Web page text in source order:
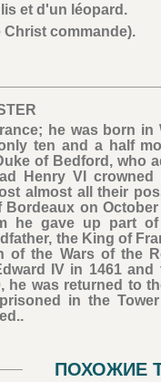
et d'un léopard.
Christ commande).
he was born in
ten and a half
of Bedford, who
Henry VI crowned
almost all their
on October
he gave up part
the King of
of the Wars of the
IV in 1461
he was returned to
in the
ПОХОЖИЕ